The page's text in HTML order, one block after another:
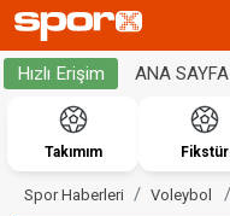
Hızlı Erişim ANA SAYFA
Takımım Fikstür
Spor Haberleri Voleybol